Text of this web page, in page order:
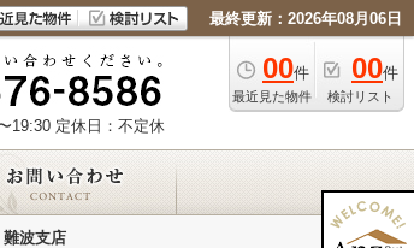
最終更新：2026年08月06日
00件
最近見た物件
00件
検討リスト
19:30 定休日：不定休
波支店